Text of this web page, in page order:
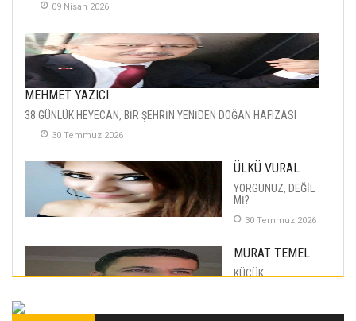
09 Nisan 2026
MEHMET YAZICI
38 GÜNLÜK HEYECAN, BİR ŞEHRİN YENİDEN DOĞAN HAFIZASI
30 Temmuz 2026
ÜLKÜ VURAL
YORGUNUZ, DEĞİL
Mİ?
30 Temmuz 2026
MURAT TEMEL
KÜÇÜK